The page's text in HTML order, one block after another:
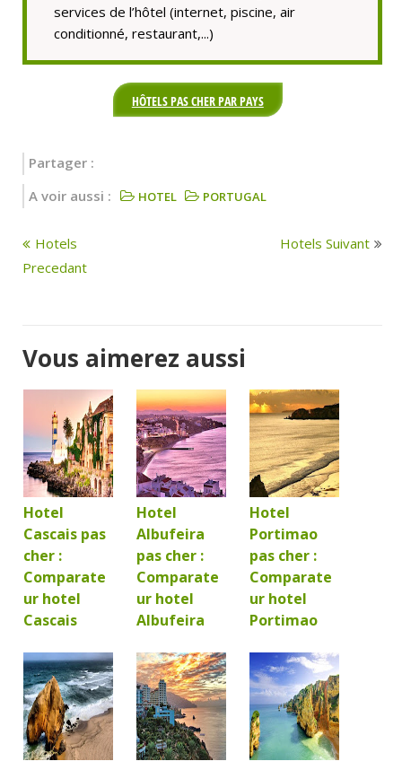
services de l’hôtel (internet, piscine, air
conditionné, restaurant,...)
HÔTELS PAS CHER PAR PAYS
Partager :
A voir aussi :
HOTEL PORTUGAL
Hotels
Precedant
Hotels Suivant
Vous aimerez aussi
Hotel
Cascais pas
cher :
Comparate
ur hotel
Cascais
Hotel
Albufeira
pas cher :
Comparate
ur hotel
Albufeira
Hotel
Portimao
pas cher :
Comparate
ur hotel
Portimao